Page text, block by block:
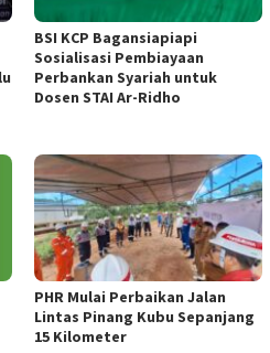
BSI KCP Bagansiapiapi
Sosialisasi Pembiayaan
Perbankan Syariah untuk
Dosen STAI Ar-Ridho
PHR Mulai Perbaikan Jalan
Lintas Pinang Kubu Sepanjang
15 Kilometer